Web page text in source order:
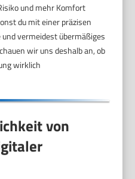
und mehr Komfort
du mit einer präzisen
vermeidest übermäßiges
wir uns deshalb an, ob
wirklich
von